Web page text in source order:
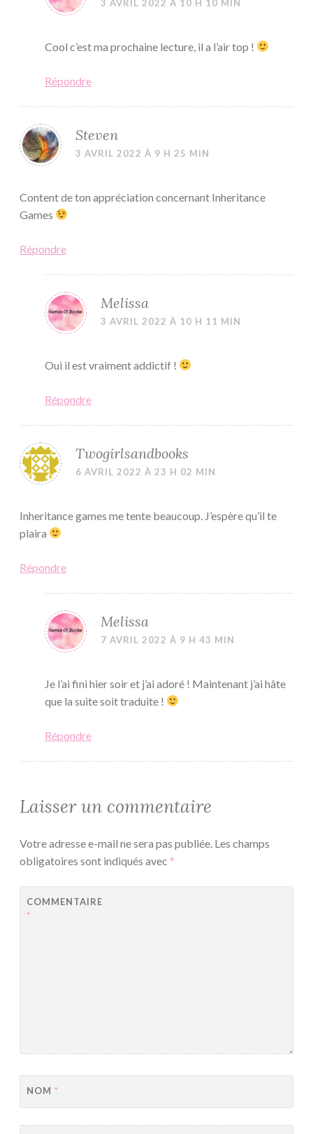
3 AVRIL 2022 À 10 H 10 MIN
Cool c’est ma prochaine lecture, il a l’air top !
Répondre
Steven
3 AVRIL 2022 À 9 H 25 MIN
Content de ton appréciation concernant Inheritance
Games
Répondre
Melissa
3 AVRIL 2022 À 10 H 11 MIN
Oui il est vraiment addictif !
Répondre
Twogirlsandbooks
6 AVRIL 2022 À 23 H 02 MIN
Inheritance games me tente beaucoup. J’espère qu’il te
plaira
Répondre
Melissa
7 AVRIL 2022 À 9 H 43 MIN
Je l’ai fini hier soir et j’ai adoré ! Maintenant j’ai hâte
que la suite soit traduite !
Répondre
Laisser un commentaire
Votre adresse e-mail ne sera pas publiée. Les champs
obligatoires sont indiqués avec *
COMMENTAIRE
*
NOM *